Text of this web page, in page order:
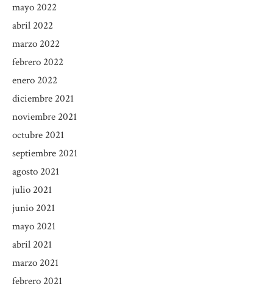
mayo 2022
abril 2022
marzo 2022
febrero 2022
enero 2022
diciembre 2021
noviembre 2021
octubre 2021
septiembre 2021
agosto 2021
julio 2021
junio 2021
mayo 2021
abril 2021
marzo 2021
febrero 2021